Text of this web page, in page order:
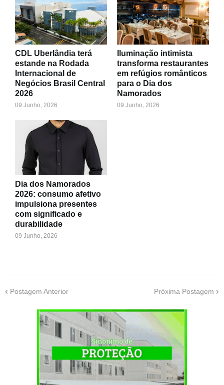
CDL Uberlândia terá
estande na Rodada
Internacional de
Negócios Brasil Central
2026
09 Junho, 2026
Iluminação intimista
transforma restaurantes
em refúgios românticos
para o Dia dos
Namorados
09 Junho, 2026
Dia dos Namorados
2026: consumo afetivo
impulsiona presentes
com significado e
durabilidade
09 Junho, 2026
Postagem Anterior Próxima Postagem